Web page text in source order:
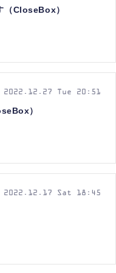
（CloseBox）
）
2022.12.27 Tue 20:51
2022.12.17 Sat 18:45